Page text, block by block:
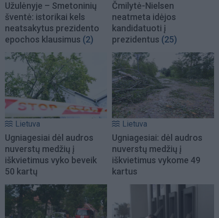
Užulėnyje – Smetoninių
šventė: istorikai kels
neatsakytus prezidento
epochos klausimus (2)
Čmilytė-Nielsen
neatmeta idėjos
kandidatuoti į
prezidentus (25)
Lietuva
Ugniagesiai dėl audros
nuverstų medžių į
iškvietimus vyko beveik
50 kartų
Lietuva
Ugniagesiai: dėl audros
nuverstų medžių į
iškvietimus vykome 49
kartus